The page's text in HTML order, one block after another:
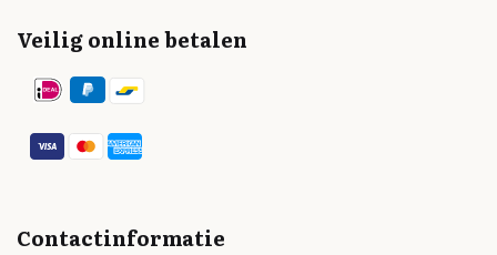
Veilig online betalen
Contactinformatie